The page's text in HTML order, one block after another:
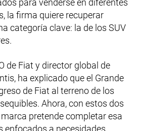
para venderse en diferentes
la firma quiere recuperar
categoría clave: la de los SUV
de Fiat y director global de
ha explicado que el Grande
de Fiat al terreno de los
Ahora, con estos dos
pretende completar esa
enfocados a necesidades